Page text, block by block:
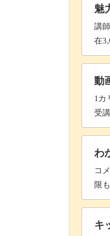
ぽたり
ストー
くずし
レッス
魅
講
在
動
1カ
受
わ
コ
限
キ